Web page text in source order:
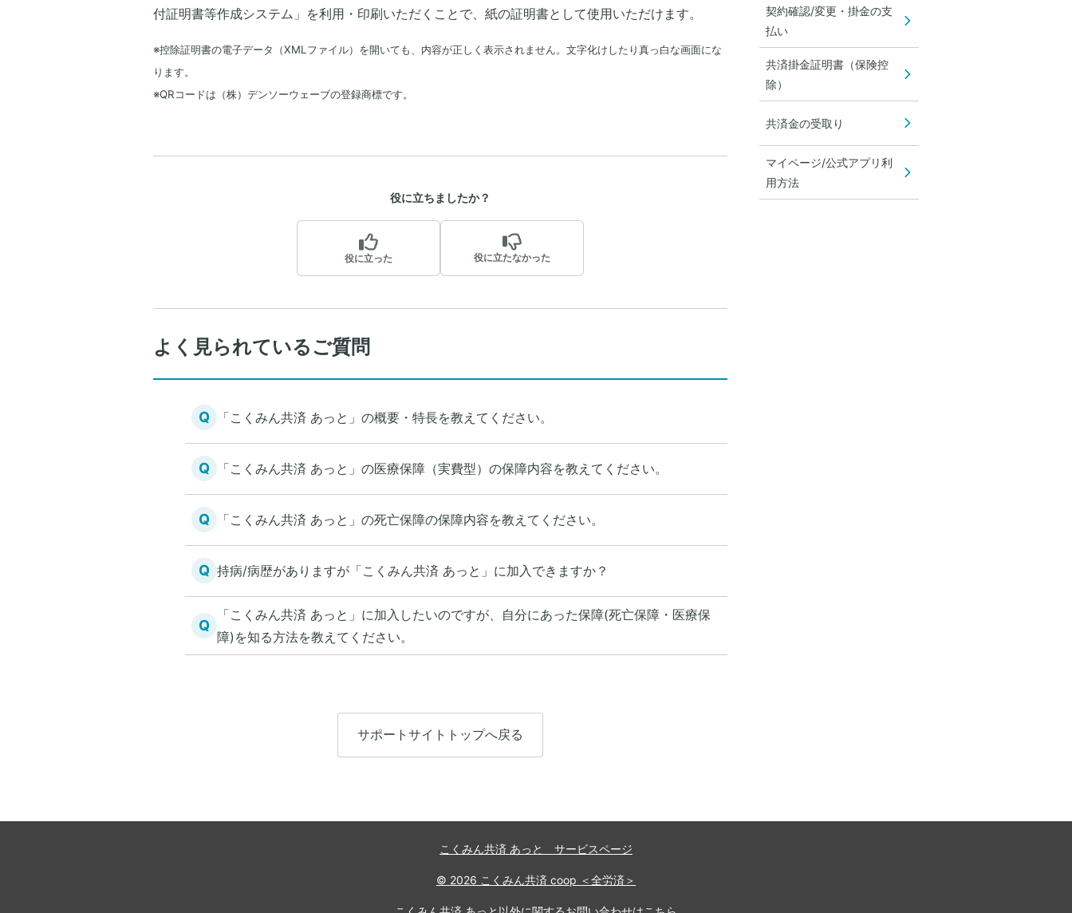
付証明書等作成システム」を利用・印刷いただくことで、紙の証明書として使用いただけます。
※控除証明書の電子データ（XMLファイル）を開いても、内容が正しく表示されません。文字化けしたり真っ白な画面にな
ります。
※QRコードは（株）デンソーウェーブの登録商標です。
役に立ちましたか？
役に立った 役に立たなかった
よく見られているご質問
Q 「こくみん共済 あっと」の概要・特長を教えてください。
Q 「こくみん共済 あっと」の医療保障（実費型）の保障内容を教えてください。
Q 「こくみん共済 あっと」の死亡保障の保障内容を教えてください。
Q 持病/病歴がありますが「こくみん共済 あっと」に加入できますか？
Q
「こくみん共済 あっと」に加入したいのですが、自分にあった保障(死亡保障・医療保
障)を知る方法を教えてください。
サポートサイトトップへ戻る
契約確認/変更・掛金の支
払い
共済掛金証明書（保険控
除）
共済金の受取り
マイページ/公式アプリ利
用方法
こくみん共済 あっと サービスページ
© 2026 こくみん共済 coop ＜全労済＞